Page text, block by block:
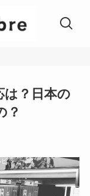
は？日本の
？